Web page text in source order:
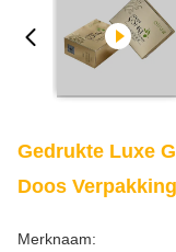
Gedrukte Luxe
Doos
Merknaam: